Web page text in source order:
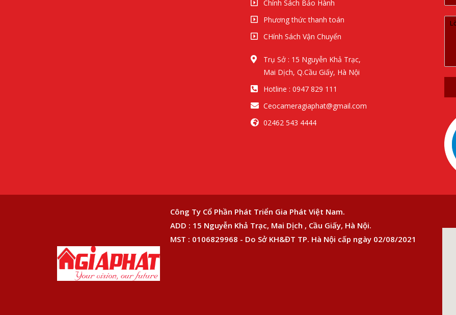
Chính Sách Bảo Hành
Phương thức thanh toán
CHính Sách Vận Chuyển
Trụ Sở : 15 Nguyễn Khả Trạc,
Mai Dịch, Q.Cầu Giấy, Hà Nội
Hotline : 0947 829 111
Ceocameragiaphat@gmail.com
02462 543 4444
Công Ty Cổ Phần Phát Triển Gia Phát Việt Nam.
ADD : 15 Nguyễn Khả Trạc, Mai Dịch , Cầu Giấy, Hà Nội.
MST : 0106829968 - Do Sở KH&ĐT TP. Hà Nội cấp ngày 02/08/2021